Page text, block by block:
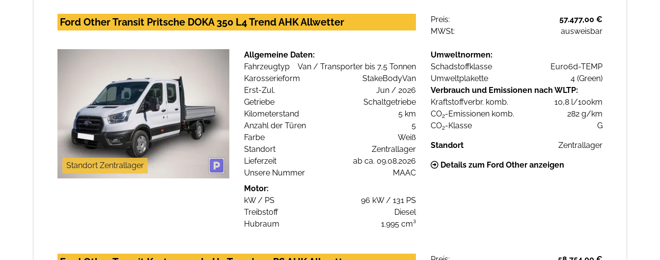
Ford Other Transit Pritsche DOKA 350 L4 Trend AHK Allwetter Preis:
57.477,00 €
MWSt:
ausweisbar
Standort Zentrallager
Allgemeine Daten:
Fahrzeugtyp
Van / Transporter bis 7,5 Tonnen
Karosserieform
StakeBodyVan
Erst-Zul.
Jun / 2026
Getriebe
Schaltgetriebe
Kilometerstand
5 km
Anzahl der Türen
5
Farbe
Weiß
Standort
Zentrallager
Lieferzeit
ab ca. 09.08.2026
Unsere Nummer
MAAC
Motor:
kW / PS
96 kW / 131 PS
Treibstoff
Diesel
Hubraum
1.995 cm³
Umweltnormen:
Schadstoffklasse
Euro6d-TEMP
Umweltplakette
4 (Green)
Verbrauch und Emissionen nach WLTP:
Kraftstoffverbr. komb.
10,8 l/100km
CO2-Emissionen komb.
282 g/km
CO2-Klasse G
Standort Zentrallager
Details zum Ford Other anzeigen